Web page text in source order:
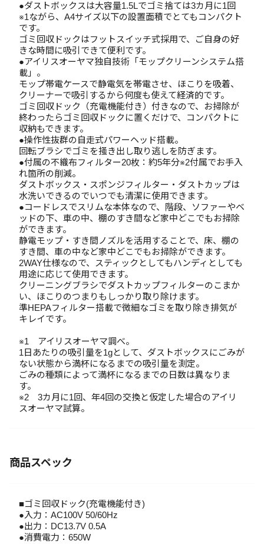
●ダストボックスは大容量1.5Lでゴミ捨ては3カ月に1回
※1ながら、A4サイズ以下の設置面積でとてもコンパクト
です。
ゴミ回収ドックはフットスイッチ式採用で、ご自身の好
きな時間に吸引できて便利です。
●アイリスオーヤマ独自技術「モップクリーンシステム搭
載」。
モップ帯電ケースで静電気を帯電させ、ほこりを吸着、
クリーナーで吸引するから何度も使えて経済的です。
ゴミ回収ドック（充電機能付き）付きなので、お掃除が
終わったらゴミ回収ドックに置くだけで、コンパクトに
収納もできます。
●操作性抜群の自走式パワーヘッド搭載。
回転ブラシでゴミを掻き出し取り逃しを防ぎます。
●付属の不織布フィルター20枚：約5年分※2付属でお手入
れ箇所の削減。
ダストボックス・スポンジフィルター・ダストカップは
水洗いできるのでいつでも清潔に使用できます。
●コードレスでスリムな本体なので、階段、ソファーやベ
ッドの下、車の中、棚のすき間など家中どこでもお掃除
ができます。
静電モップ・すき間ノズルを活用することで、床、棚の
すき間、車の中など家中どこでもお掃除ができます。
2WAY仕様なので、スティックとしてもハンディとしても
用途に応じて使用できます。
クリーニングブラシでダストカップフィルターのこまか
い、ほこりのつまりもしっかり取り除けます。
準HEPAフィルター搭載で微細なゴミを取り除き排気が
キレイです。
※1 アイリスオーヤマ調べ。
1日あたりの吸引量を1gとして、ダストボックスにごみが
ない状態から満杯になるまでの吸引量を測定。
ごみの種類によって満杯になるまでの日数は異なりま
す。
※2 3カ月に1回、年4回の交換と仮定した場合のアイリ
スオーヤマ試算。
商品スペック
■ゴミ回収ドック(充電機能付き)
●入力：AC100V 50/60Hz
●出力：DC13.7V 0.5A
●消費電力：650W